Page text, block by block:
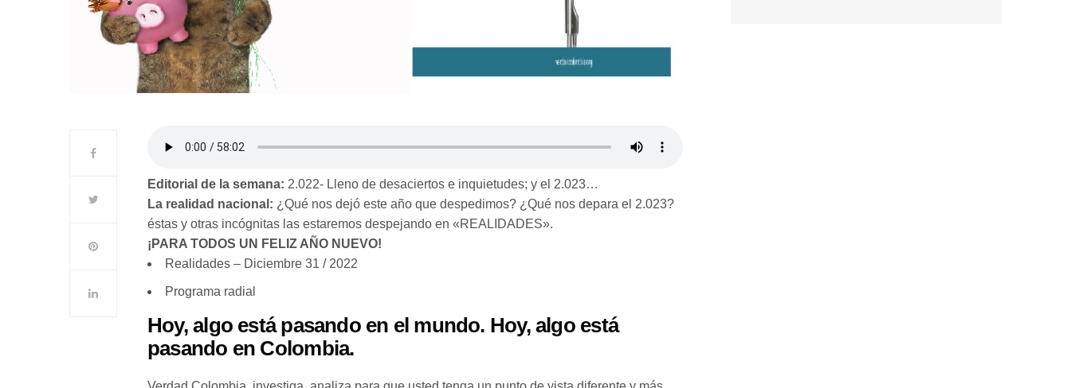
Editorial de la semana: 2.022- Lleno de desaciertos e inquietudes; y el 2.023…
La realidad nacional: ¿Qué nos dejó este año que despedimos? ¿Qué nos depara el 2.023?
éstas y otras incógnitas las estaremos despejando en «REALIDADES».
¡PARA TODOS UN FELIZ AÑO NUEVO!
Realidades – Diciembre 31 / 2022
Programa radial
Hoy, algo está pasando en el mundo. Hoy, algo está
pasando en Colombia.